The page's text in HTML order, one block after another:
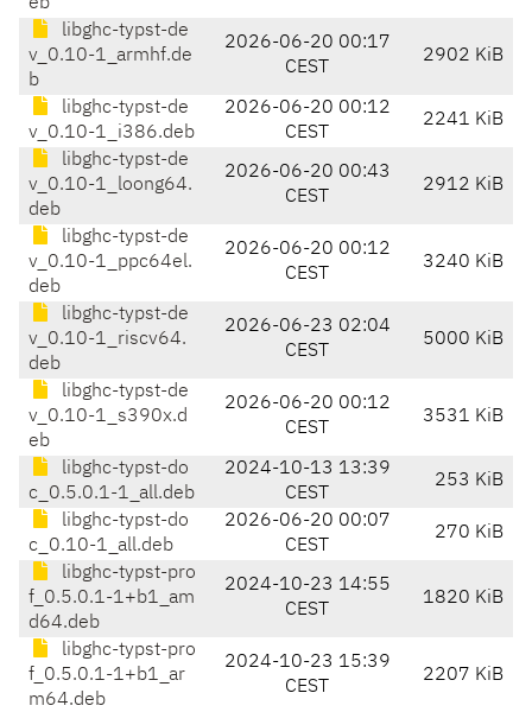
libghc-typst-de
v_0.10-1_armhf.de
b
2026-06-20 00:17
CEST
2902 KiB
libghc-typst-de
v_0.10-1_i386.deb
2026-06-20 00:12
CEST
2241 KiB
libghc-typst-de
v_0.10-1_loong64.
deb
2026-06-20 00:43
CEST
2912 KiB
libghc-typst-de
v_0.10-1_ppc64el.
deb
2026-06-20 00:12
CEST
3240 KiB
libghc-typst-de
v_0.10-1_riscv64.
deb
2026-06-23 02:04
CEST
5000 KiB
libghc-typst-de
v_0.10-1_s390x.d
eb
2026-06-20 00:12
CEST
3531 KiB
libghc-typst-do
c_0.5.0.1-1_all.deb
2024-10-13 13:39
CEST
253 KiB
libghc-typst-do
c_0.10-1_all.deb
2026-06-20 00:07
CEST
270 KiB
libghc-typst-pro
f_0.5.0.1-1+b1_am
d64.deb
2024-10-23 14:55
CEST
1820 KiB
libghc-typst-pro
f_0.5.0.1-1+b1_ar
m64.deb
2024-10-23 15:39
CEST
2207 KiB